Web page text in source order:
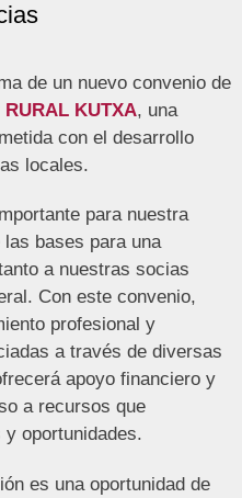
de un nuevo convenio de
RURAL KUTXA, una
con el desarrollo
locales.
para nuestra
bases para una
a nuestras socias
Con este convenio,
profesional y
a través de diversas
apoyo financiero y
a recursos que
oportunidades.
es una oportunidad de